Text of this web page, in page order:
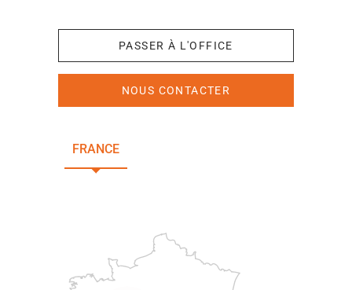
PASSER À L'OFFICE
NOUS CONTACTER
FRANCE